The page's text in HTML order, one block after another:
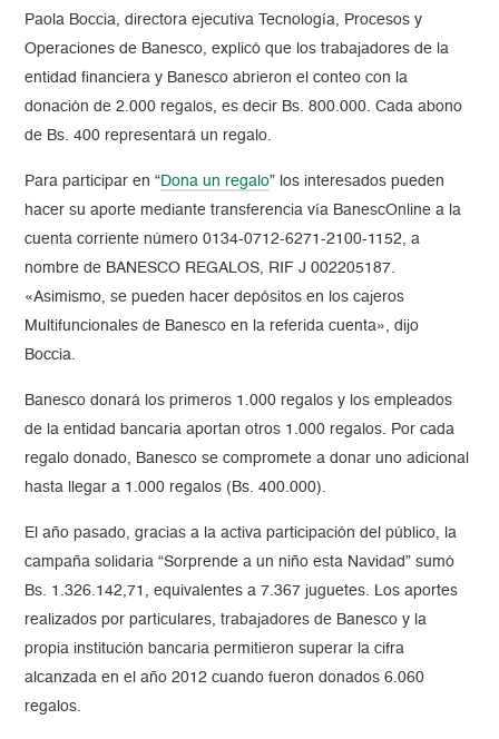
Paola Boccia, directora ejecutiva Tecnología, Procesos y
Operaciones de Banesco, explicó que los trabajadores de la
entidad financiera y Banesco abrieron el conteo con la
donación de 2.000 regalos, es decir Bs. 800.000. Cada abono
de Bs. 400 representará un regalo.
Para participar en “Dona un regalo” los interesados pueden
hacer su aporte mediante transferencia vía BanescOnline a la
cuenta corriente número 0134-0712-6271-2100-1152, a
nombre de BANESCO REGALOS, RIF J 002205187.
«Asimismo, se pueden hacer depósitos en los cajeros
Multifuncionales de Banesco en la referida cuenta», dijo
Boccia.
Banesco donará los primeros 1.000 regalos y los empleados
de la entidad bancaria aportan otros 1.000 regalos. Por cada
regalo donado, Banesco se compromete a donar uno adicional
hasta llegar a 1.000 regalos (Bs. 400.000).​
El año pasado, gracias a la activa participación del público, la
campaña solidaria “Sorprende a un niño esta Navidad” sumó
Bs. 1.326.142,71, equivalentes a 7.367 juguetes. Los aportes
realizados por particulares, trabajadores de Banesco y la
propia institución bancaria permitieron superar la cifra
alcanzada en el año 2012 cuando fueron donados 6.060
regalos.